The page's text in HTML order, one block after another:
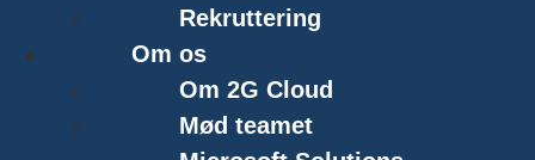
Rekruttering
Om os
Om 2G Cloud
Mød teamet